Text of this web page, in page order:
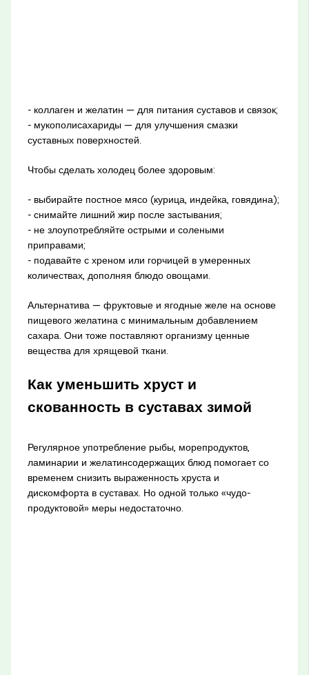
- коллаген и желатин — для питания суставов и связок;
- мукополисахариды — для улучшения смазки
суставных поверхностей.
Чтобы сделать холодец более здоровым:
- выбирайте постное мясо (курица, индейка, говядина);
- снимайте лишний жир после застывания;
- не злоупотребляйте острыми и солеными
приправами;
- подавайте с хреном или горчицей в умеренных
количествах, дополняя блюдо овощами.
Альтернатива — фруктовые и ягодные желе на основе
пищевого желатина с минимальным добавлением
сахара. Они тоже поставляют организму ценные
вещества для хрящевой ткани.
Как уменьшить хруст и
скованность в суставах зимой
Регулярное употребление рыбы, морепродуктов,
ламинарии и желатинсодержащих блюд помогает со
временем снизить выраженность хруста и
дискомфорта в суставах. Но одной только «чудо-
продуктовой» меры недостаточно.